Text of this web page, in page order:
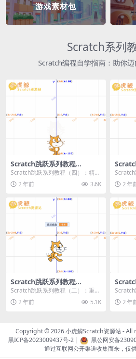
游戏素材包
Scratch系列
Scratch编程自学指南：助你迈
Scratch跳跃系列教程
（四）：精准着陆
Scratch跳跃系列教程（四）：精准
着陆 作者：小虎鲸Scratch资源站
... 2 年前 3.6K
（三
Scratch
跳跃 作
连...2 年
Scratch跳跃系列教程
（二）：重力跳跃
Scratch跳跃系列教程（二）：重力
跳跃 作者：小虎鲸Scratch资源站
按...2 年前 5.1K
（一
Scratch
跳跃 作
按...2 年
Copyright © 2026小虎鲸Scratch资源站- All
黑ICP备2023009437号-2| 黑公网安备
通过互联网公开渠道收集而来，仅